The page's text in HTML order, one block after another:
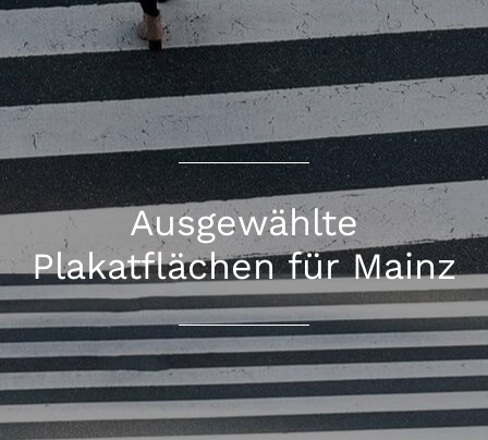
Ausgewählte
Plakatflächen für Mainz